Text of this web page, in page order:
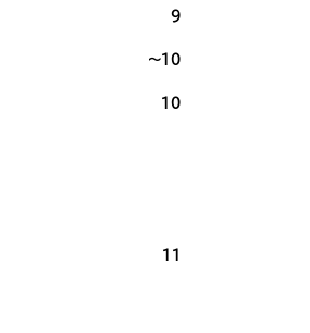
9
～10
10
11